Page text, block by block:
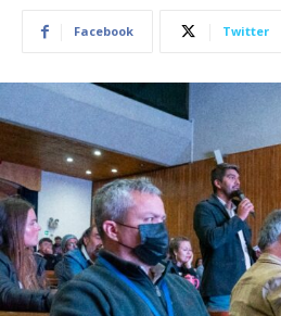
Facebook Twitter